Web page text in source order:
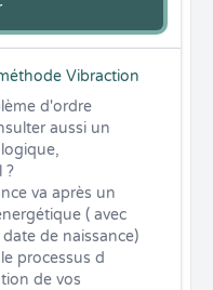
Vibraction
d'ordre
aussi un
?
va après un
( avec
de naissance)
processus d
de vos